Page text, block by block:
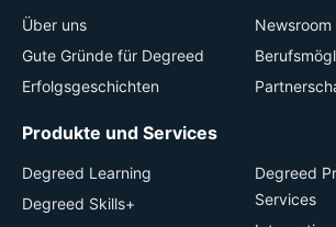
Über uns
Gute Gründe für Degreed
Erfolgsgeschichten
Newsroom
Produkte und Services
Degreed Learning
Degreed Skills+
Degreed
Services